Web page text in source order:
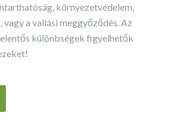
környezetvédelem,
vagy a vallási meggyőződés. Az
különbségek figyelhetők